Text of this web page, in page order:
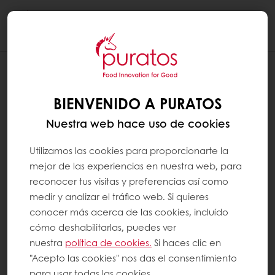
¿CÓMO PUEDO CONTACTAR AL
SERVICIO AL CLIENTE?
En la parte superior derecha de la página,
encontrará el botón "Contacto" para
acceder al formulario de contacto. Allí
encontrará nuestro número de teléfono,
correo electrónico y dirección. También
BIENVENIDO A PURATOS
Nuestra web hace uso de cookies
Utilizamos las cookies para proporcionarte la
mejor de las experiencias en nuestra web, para
reconocer tus visitas y preferencias así como
medir y analizar el tráfico web. Si quieres
conocer más acerca de las cookies, incluído
cómo deshabilitarlas, puedes ver
nuestra política de cookies. Si haces clic en
"Acepto las cookies" nos das el consentimiento